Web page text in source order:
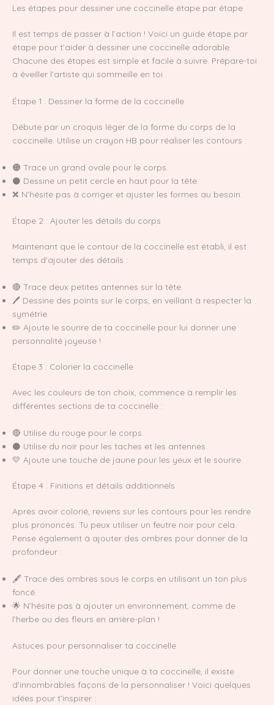
Les étapes pour dessiner une coccinelle étape par étape
Il est temps de passer à l’action ! Voici un guide étape par
étape pour t’aider à dessiner une coccinelle adorable.
Chacune des étapes est simple et facile à suivre. Prépare-toi
à éveiller l’artiste qui sommeille en toi.
Étape 1 : Dessiner la forme de la coccinelle
Débute par un croquis léger de la forme du corps de la
coccinelle. Utilise un crayon HB pour réaliser les contours :
🟠 Trace un grand ovale pour le corps.
⚫ Dessine un petit cercle en haut pour la tête.
❌ N’hésite pas à corriger et ajuster les formes au besoin.
Étape 2 : Ajouter les détails du corps
Maintenant que le contour de la coccinelle est établi, il est
temps d’ajouter des détails :
🔴 Trace deux petites antennes sur la tête.
🖊️ Dessine des points sur le corps, en veillant à respecter la
symétrie.
✏️ Ajoute le sourire de ta coccinelle pour lui donner une
personnalité joyeuse !
Étape 3 : Colorier la coccinelle
Avec les couleurs de ton choix, commence à remplir les
différentes sections de ta coccinelle :
🔴 Utilise du rouge pour le corps.
⚫ Utilise du noir pour les taches et les antennes.
💛 Ajoute une touche de jaune pour les yeux et le sourire.
Étape 4 : Finitions et détails additionnels
Après avoir colorié, reviens sur les contours pour les rendre
plus prononcés. Tu peux utiliser un feutre noir pour cela.
Pense également à ajouter des ombres pour donner de la
profondeur :
🖋️ Trace des ombres sous le corps en utilisant un ton plus
foncé.
🌟 N’hésite pas à ajouter un environnement, comme de
l’herbe ou des fleurs en arrière-plan !
Astuces pour personnaliser ta coccinelle
Pour donner une touche unique à ta coccinelle, il existe
d’innombrables façons de la personnaliser ! Voici quelques
idées pour t’inspirer :